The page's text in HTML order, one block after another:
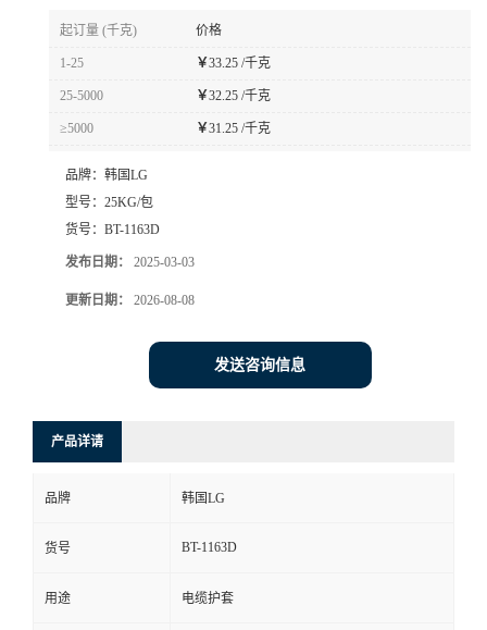
起订量 (千克) 价格
1-25 ￥33.25 /千克
25-5000 ￥32.25 /千克
≥5000 ￥31.25 /千克
品牌： 韩国LG
型号： 25KG/包
货号： BT-1163D
发布日期： 2025-03-03
更新日期： 2026-08-08
发送咨询信息
产品详请
品牌 韩国LG
货号 BT-1163D
用途 电缆护套